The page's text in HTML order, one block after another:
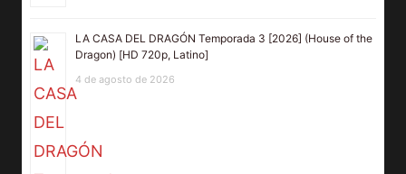
LA CASA DEL DRAGÓN Temporada 3 [2026] (House of the
Dragon) [HD 720p, Latino]
4 de agosto de 2026